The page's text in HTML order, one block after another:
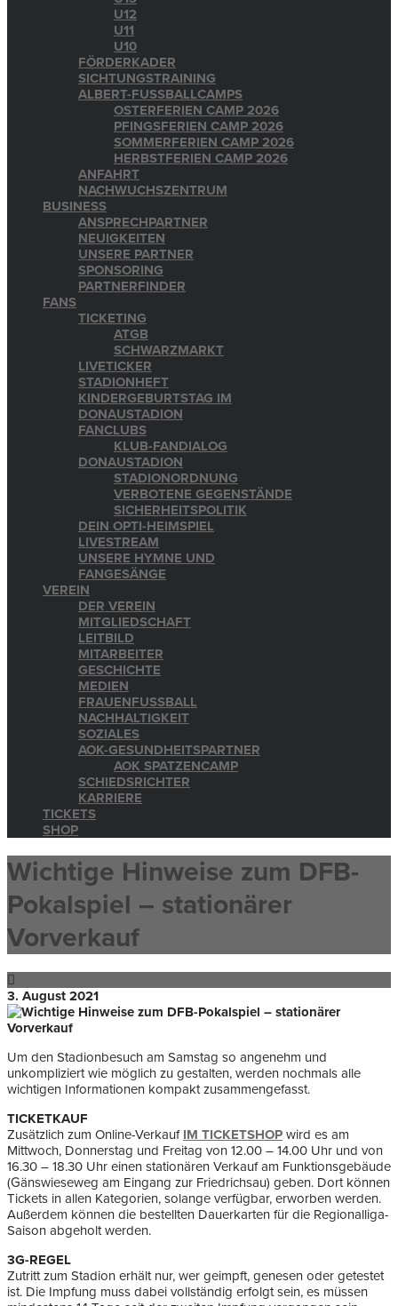
U12
U11
U10
FÖRDERKADER
SICHTUNGSTRAINING
ALBERT-FUSSBALLCAMPS
OSTERFERIEN CAMP 2026
PFINGSFERIEN CAMP 2026
SOMMERFERIEN CAMP 2026
HERBSTFERIEN CAMP 2026
ANFAHRT
NACHWUCHSZENTRUM
BUSINESS
ANSPRECHPARTNER
NEUIGKEITEN
UNSERE PARTNER
SPONSORING
PARTNERFINDER
FANS
TICKETING
ATGB
SCHWARZMARKT
LIVETICKER
STADIONHEFT
KINDERGEBURTSTAG IM
DONAUSTADION
FANCLUBS
KLUB-FANDIALOG
DONAUSTADION
STADIONORDNUNG
VERBOTENE GEGENSTÄNDE
SICHERHEITSPOLITIK
DEIN OPTI-HEIMSPIEL
LIVESTREAM
UNSERE HYMNE UND
FANGESÄNGE
VEREIN
DER VEREIN
MITGLIEDSCHAFT
LEITBILD
MITARBEITER
GESCHICHTE
MEDIEN
FRAUENFUSSBALL
NACHHALTIGKEIT
SOZIALES
AOK-GESUNDHEITSPARTNER
AOK SPATZENCAMP
SCHIEDSRICHTER
KARRIERE
TICKETS
SHOP
Wichtige Hinweise zum DFB-
Pokalspiel – stationärer
Vorverkauf
3. August 2021
Um den Stadionbesuch am Samstag so angenehm und
unkompliziert wie möglich zu gestalten, werden nochmals alle
wichtigen Informationen kompakt zusammengefasst.
TICKETKAUF
Zusätzlich zum Online-Verkauf IM TICKETSHOP wird es am
Mittwoch, Donnerstag und Freitag von 12.00 – 14.00 Uhr und von
16.30 – 18.30 Uhr einen stationären Verkauf am Funktionsgebäude
(Gänswieseweg am Eingang zur Friedrichsau) geben. Dort können
Tickets in allen Kategorien, solange verfügbar, erworben werden.
Außerdem können die bestellten Dauerkarten für die Regionalliga-
Saison abgeholt werden.
3G-REGEL
Zutritt zum Stadion erhält nur, wer geimpft, genesen oder getestet
ist. Die Impfung muss dabei vollständig erfolgt sein, es müssen